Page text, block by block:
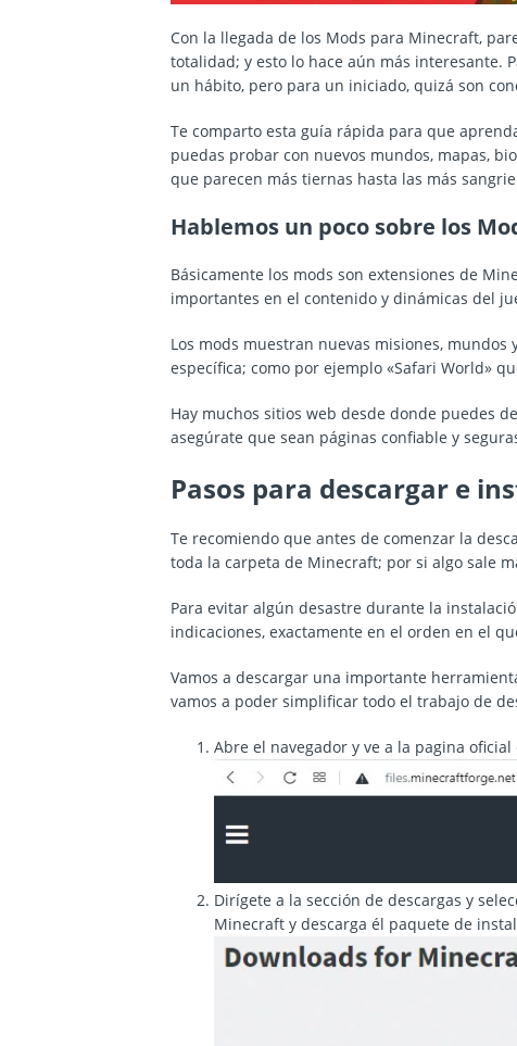
Con la llegada de los Mods para Minecraft,
totalidad; y esto lo hace aún más interesante.
un hábito, pero para un iniciado, quizá son
Te comparto esta guía rápida para que
puedas probar con nuevos mundos, mapas,
que parecen más tiernas hasta las más
Hablemos un poco sobre los
Básicamente los mods son extensiones de
importantes en el contenido y dinámicas del
Los mods muestran nuevas misiones,
específica; como por ejemplo «Safari World»
Hay muchos sitios web desde donde puedes
asegúrate que sean páginas confiable y
Pasos para descargar e
Te recomiendo que antes de comenzar la
toda la carpeta de Minecraft; por si algo sale
Para evitar algún desastre durante la
indicaciones, exactamente en el orden en el
Vamos a descargar una importante
vamos a poder simplificar todo el trabajo de
Abre el navegador y ve a la pagina
Dirígete a la sección de descargas y
Minecraft y descarga él paquete de